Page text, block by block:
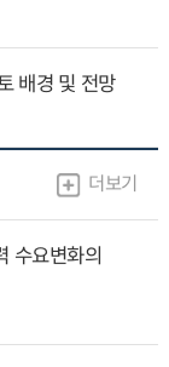
배경 및 전망
더보기
수요변화의